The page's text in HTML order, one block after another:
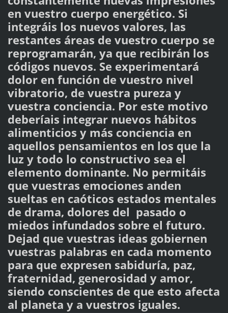
en vuestro cuerpo energético. Si
integráis los nuevos valores, las
restantes áreas de vuestro cuerpo se
reprogramarán, ya que recibirán los
códigos nuevos. Se experimentará
dolor en función de vuestro nivel
vibratorio, de vuestra pureza y
vuestra conciencia. Por este motivo
deberíais integrar nuevos hábitos
alimenticios y más conciencia en
aquellos pensamientos en los que la
luz y todo lo constructivo sea el
elemento dominante. No permitáis
que vuestras emociones anden
sueltas en caóticos estados mentales
de drama, dolores del pasado o
miedos infundados sobre el futuro.
Dejad que vuestras ideas gobiernen
vuestras palabras en cada momento
para que expresen sabiduría, paz,
fraternidad, generosidad y amor,
siendo conscientes de que esto afecta
al planeta y a vuestros iguales.